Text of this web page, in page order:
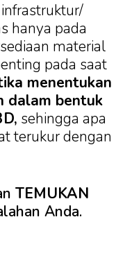
hanya pada
material
pada saat
menentukan
dalam bentuk
sehingga apa
terukur dengan
TEMUKAN
Anda.